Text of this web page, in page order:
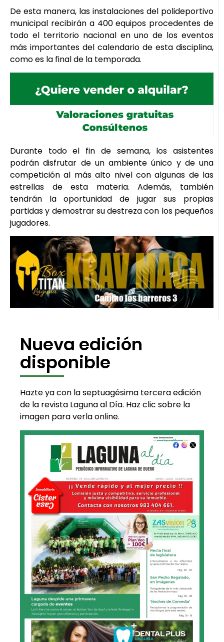
De esta manera, las instalaciones del polideportivo
municipal recibirán a 400 equipos procedentes de
todo el territorio nacional en uno de los eventos
más importantes del calendario de esta disciplina,
como es la final de la temporada.
Durante todo el fin de semana, los asistentes
podrán disfrutar de un ambiente único y de una
competición al más alto nivel con algunas de las
estrellas de esta materia. Además, también
tendrán la oportunidad de jugar sus propias
partidas y demostrar su destreza con los pequeños
jugadores.
Nueva edición
disponible
Hazte ya con la septuagésima tercera edición
de la revista Laguna al Día. Haz clic sobre la
imagen para verla online.